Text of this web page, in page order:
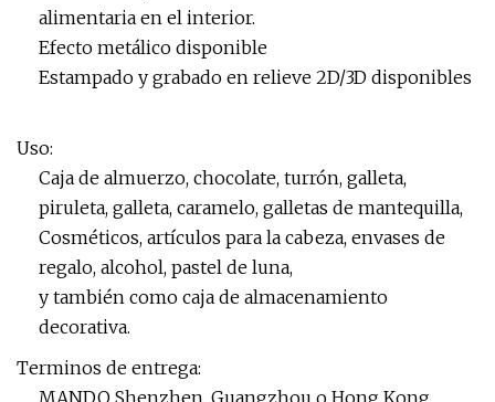
alimentaria en el interior.
Efecto metálico disponible
Estampado y grabado en relieve 2D/3D disponibles
Uso:
Caja de almuerzo, chocolate, turrón, galleta,
piruleta, galleta, caramelo, galletas de mantequilla,
Cosméticos, artículos para la cabeza, envases de
regalo, alcohol, pastel de luna,
y también como caja de almacenamiento
decorativa.
Terminos de entrega:
MANDO Shenzhen, Guangzhou o Hong Kong